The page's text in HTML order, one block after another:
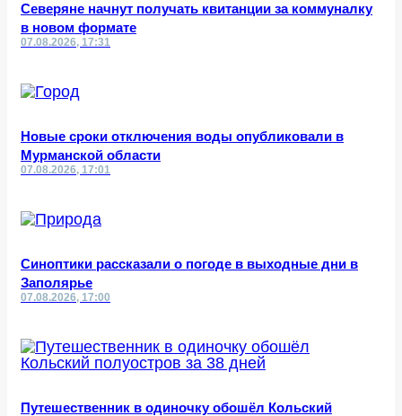
Северяне начнут получать квитанции за коммуналку
в новом формате
07.08.2026, 17:31
Новые сроки отключения воды опубликовали в
Мурманской области
07.08.2026, 17:01
Синоптики рассказали о погоде в выходные дни в
Заполярье
07.08.2026, 17:00
Путешественник в одиночку обошёл Кольский